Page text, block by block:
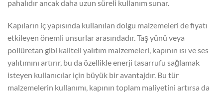
pahalıdır ancak daha uzun süreli kullanım sunar.
Kapıların iç yapısında kullanılan dolgu malzemeleri de fiyatı
etkileyen önemli unsurlar arasındadır. Taş yünü veya
poliüretan gibi kaliteli yalıtım malzemeleri, kapının ısı ve ses
yalıtımını artırır, bu da özellikle enerji tasarrufu sağlamak
isteyen kullanıcılar için büyük bir avantajdır. Bu tür
malzemelerin kullanımı, kapının toplam maliyetini artırsa da